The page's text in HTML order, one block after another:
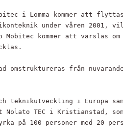
i Lomma kommer att
under våren 2001,
kommer att varslas om
omstruktureras från
teknikutveckling i Europa
Nolato TEC i Kristianstad,
på 100 personer med 20